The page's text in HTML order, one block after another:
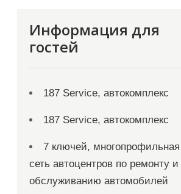
Информация для
гостей
187 Service, автокомплекс
187 Service, автокомплекс
7 ключей, многопрофильная
сеть автоцентров по ремонту и
обслуживанию автомобилей